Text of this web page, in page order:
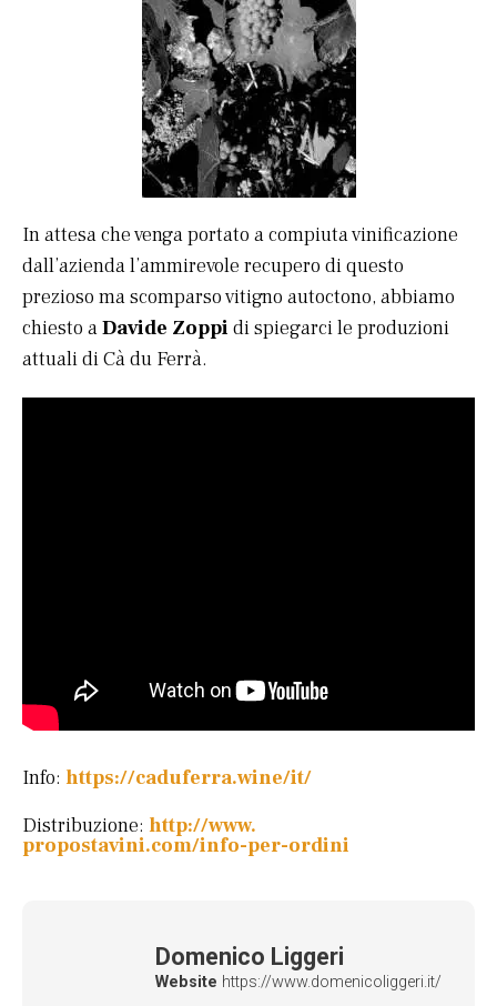
In attesa che venga portato a compiuta vinificazione
dall’azienda l’ammirevole recupero di questo
prezioso ma scomparso vitigno autoctono, abbiamo
chiesto aDavide Zoppi di spiegarci le produzioni
attuali di Cà du Ferrà.
Info: https://caduferra.wine/it/
Distribuzione: http://www.
propostavini.com/info-per-ordini
Domenico Liggeri
Website https://www.domenicoliggeri.it/